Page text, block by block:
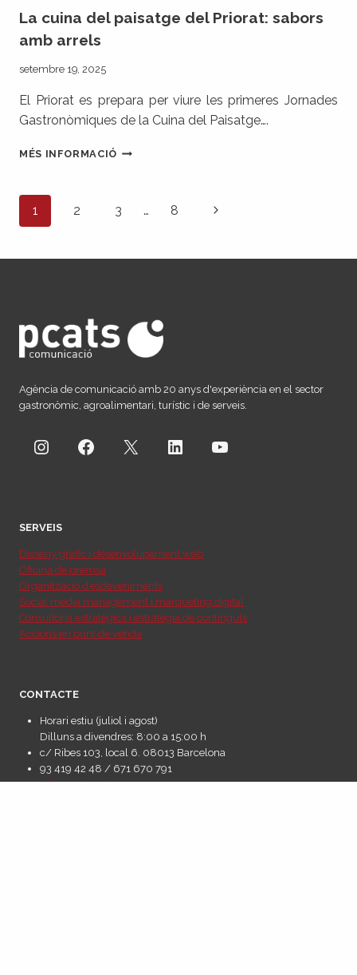
La cuina del paisatge del Priorat: sabors
amb arrels
setembre 19, 2025
El Priorat es prepara per viure les primeres Jornades
Gastronòmiques de la Cuina del Paisatge….
MÉS INFORMACIÓLA
DEL
AMB
Navegació
de
1 2 3 … 8
Pàgina
Agència de comunicació amb 20 anys d'experiència en el sector
gastronòmic, agroalimentari, turístic i de serveis.
InstagramFacebook
X LinkedInYouTube
SERVEIS
Disseny gràfic i desenvolupament web
Oficina de premsa
Organització d’esdeveniments
Social media management i màrqueting digital
Consultoria estratègica i estratègia de continguts
Accions en punt de venda
CONTACTE
Horari estiu (juliol i agost)
Dilluns a divendres: 8:00 a 15:00 h
c/ Ribes 103, local 6. 08013 Barcelona
93 419 42 48 / 671 670 791
info@pcats.cat